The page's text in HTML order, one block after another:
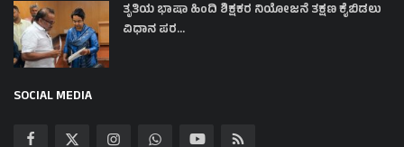
ತೃತಿಯ ಭಾಷಾ ಹಿಂದಿ ಶಿಕ್ಷಕರ ನಿಯೋಜನೆ ತಕ್ಷಣ ಕೈಬಿಡಲು
ವಿಧಾನ ಪರ...
SOCIAL MEDIA